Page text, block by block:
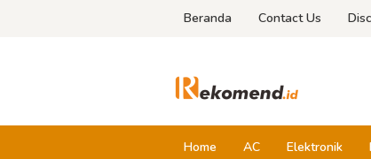
Beranda Contact Us
Home AC Elektronik